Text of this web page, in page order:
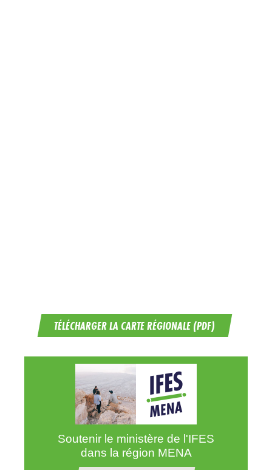
TÉLÉCHARGER LA CARTE RÉGIONALE (PDF)
Soutenir le ministère de l'IFES
dans la région MENA